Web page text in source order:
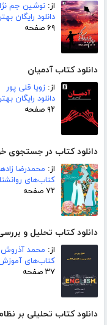
از: نوشین جم
دانلود رایگان
۶۹ صفحه
دانلود کتاب آدمیان
از: زویا قلی پور
دانلود رایگان
۹۲ صفحه
دانلود کتاب در
از: محمدرضا
کتاب‌های
۷۲ صفحه
دانلود کتاب تحلیل و
از: محمد آذروش
کتاب‌های
۳۷ صفحه
دانلود کتاب تحلیلی بر